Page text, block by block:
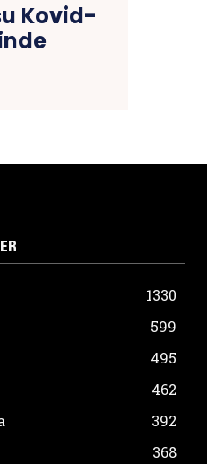
Kovid-
1330
599
495
462
392
368